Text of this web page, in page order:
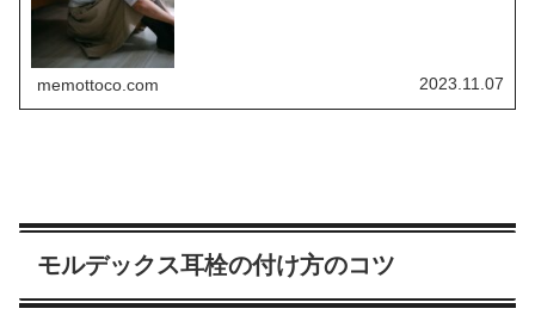
memottoco.com 2023.11.07
モルデックス耳栓の付け方のコツ